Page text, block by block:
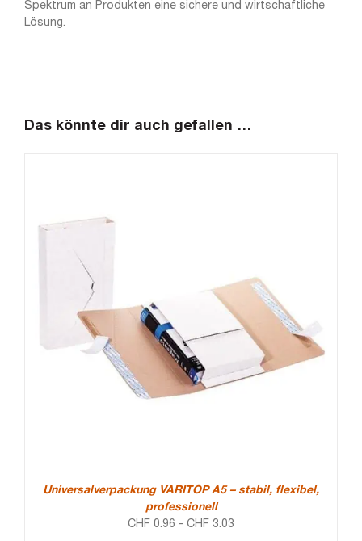
Spektrum an Produkten eine sichere und wirtschaftliche
Lösung.
Das könnte dir auch gefallen …
Universalverpackung VARITOP A5 – stabil, flexibel,
professionell
CHF 0.96 - CHF 3.03